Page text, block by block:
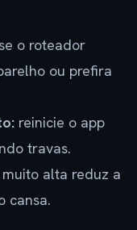
o roteador
ou prefira
reinicie o app
travas.
alta reduz a
cansa.